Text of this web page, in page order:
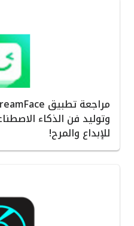
وتوليد فن الذكاء
للإبداع والمرح!